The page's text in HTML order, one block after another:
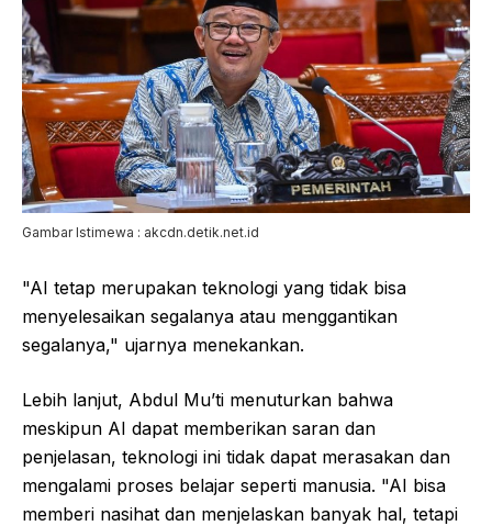
Gambar Istimewa : akcdn.detik.net.id
"AI tetap merupakan teknologi yang tidak bisa
menyelesaikan segalanya atau menggantikan
segalanya," ujarnya menekankan.
Lebih lanjut, Abdul Mu’ti menuturkan bahwa
meskipun AI dapat memberikan saran dan
penjelasan, teknologi ini tidak dapat merasakan dan
mengalami proses belajar seperti manusia. "AI bisa
memberi nasihat dan menjelaskan banyak hal, tetapi